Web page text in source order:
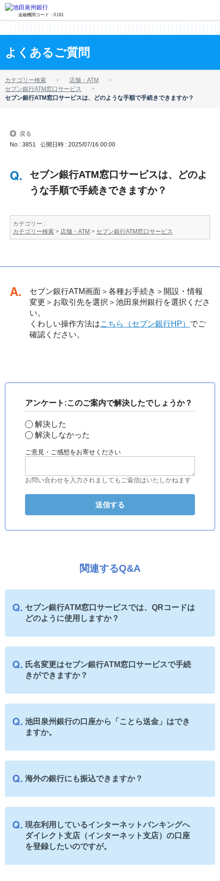
金融機関コード：0161
よくあるご質問
カテゴリー検索
店舗・ATM
セブン銀行ATM窓口サービス
セブン銀行ATM窓口サービスは、どのような手順で手続きできますか？
戻る
No : 3851 公開日時 : 2025/07/16 00:00
セブン銀行ATM窓口サービスは、どのよ
うな手順で手続きできますか？
カテゴリー :
カテゴリー検索 > 店舗・ATM > セブン銀行ATM窓口サービス
回答
セブン銀行ATM画面＞各種お手続き＞開設・情報
変更＞お取引先を選択＞池田泉州銀行を選択くださ
い。
くわしい操作方法はこちら（セブン銀行HP） でご
確認ください。
アンケート:このご案内で解決したでしょうか？
解決した
解決しなかった
ご意見・ご感想をお寄せください
お問い合わせを入力されましてもご返信はいたしかねます
関連するQ&A
セブン銀行ATM窓口サービスでは、QRコードは
どのように使用しますか？
氏名変更はセブン銀行ATM窓口サービスで手続
きができますか？
池田泉州銀行の口座から「ことら送金」はでき
ますか。
海外の銀行にも振込できますか？
現在利用しているインターネットバンキングへ
ダイレクト支店（インターネット支店）の口座
を登録したいのですが。